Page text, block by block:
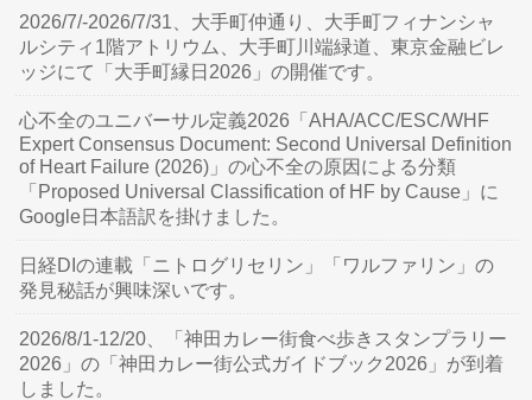
2026/7/-2026/7/31、大手町仲通り、大手町フィナンシャ
ルシティ1階アトリウム、大手町川端緑道、東京金融ビレ
ッジにて「大手町縁日2026」の開催です。
心不全のユニバーサル定義2026「AHA/ACC/ESC/WHF
Expert Consensus Document: Second Universal Definition
of Heart Failure (2026)」の心不全の原因による分類
「Proposed Universal Classification of HF by Cause」に
Google日本語訳を掛けました。
日経DIの連載「ニトログリセリン」「ワルファリン」の
発見秘話が興味深いです。
2026/8/1-12/20、「神田カレー街食べ歩きスタンプラリー
2026」の「神田カレー街公式ガイドブック2026」が到着
しました。